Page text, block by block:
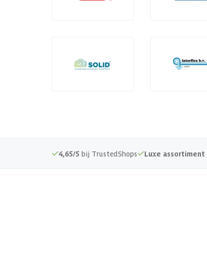
4,65/5 bij TrustedShops Luxe assortiment